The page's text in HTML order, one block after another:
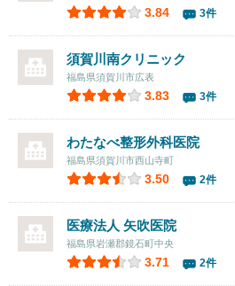
3.84 3件
須賀川南クリニック
福島県須賀川市広表
3.83 3件
わたなべ整形外科医院
福島県須賀川市西山寺町
3.50 2件
医療法人 矢吹医院
福島県岩瀬郡鏡石町中央
3.71 2件